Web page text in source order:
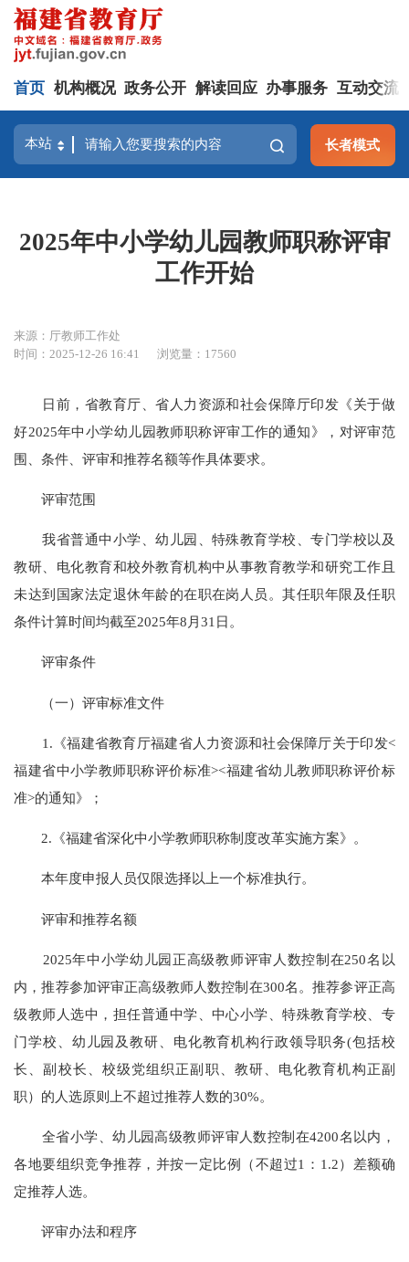
首页 机构概况 政务公开 解读回应 办事服务 互动交流
长者模式
2025年中小学幼儿园教师职称评审
工作开始
来源：厅教师工作处
时间：2025-12-26 16:41
浏览量：17560
日前，省教育厅、省人力资源和社会保障厅印发《关于做
好2025年中小学幼儿园教师职称评审工作的通知》，对评审范
围、条件、评审和推荐名额等作具体要求。
评审范围
我省普通中小学、幼儿园、特殊教育学校、专门学校以及
教研、电化教育和校外教育机构中从事教育教学和研究工作且
未达到国家法定退休年龄的在职在岗人员。其任职年限及任职
条件计算时间均截至2025年8月31日。
评审条件
（一）评审标准文件
1.《福建省教育厅福建省人力资源和社会保障厅关于印发<
福建省中小学教师职称评价标准><福建省幼儿教师职称评价标
准>的通知》；
2.《福建省深化中小学教师职称制度改革实施方案》。
本年度申报人员仅限选择以上一个标准执行。
评审和推荐名额
2025年中小学幼儿园正高级教师评审人数控制在250名以
内，推荐参加评审正高级教师人数控制在300名。推荐参评正高
级教师人选中，担任普通中学、中心小学、特殊教育学校、专
门学校、幼儿园及教研、电化教育机构行政领导职务(包括校
长、副校长、校级党组织正副职、教研、电化教育机构正副
职）的人选原则上不超过推荐人数的30%。
全省小学、幼儿园高级教师评审人数控制在4200名以内，
各地要组织竞争推荐，并按一定比例（不超过1：1.2）差额确
定推荐人选。
评审办法和程序